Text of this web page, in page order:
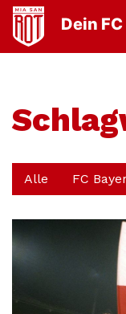
Dein
Alle FC